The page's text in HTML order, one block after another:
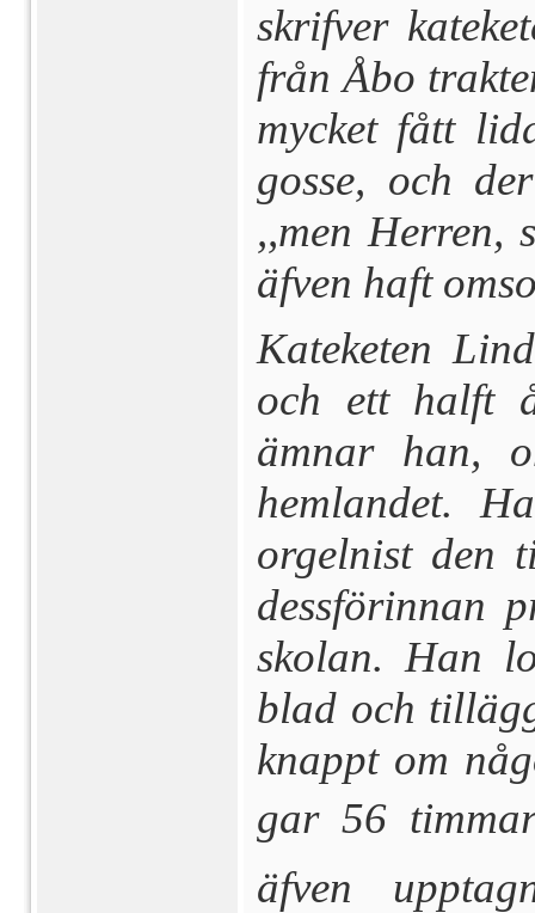
skrifver
från Åbo
mycket fått
gosse, och
,,men Herren,
äfven haft
Kateketen
och ett halft
ämnar han,
hemlandet.
orgelnist den
dessförinnan
skolan. Han
blad och
knappt om
gar 56
äfven